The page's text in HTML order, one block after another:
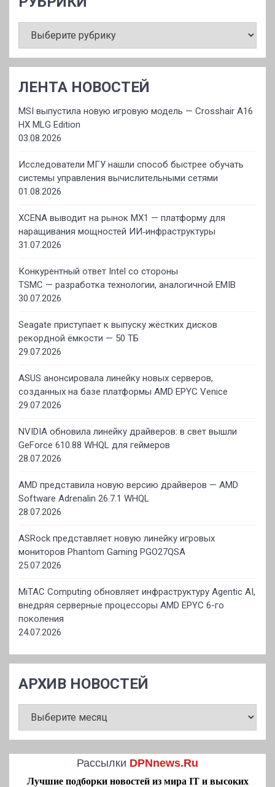
ЛЕНТА НОВОСТЕЙ
MSI выпустила новую игровую модель — Crosshair A16
HX MLG Edition
03.08.2026
Исследователи МГУ нашли способ быстрее обучать
системы управления вычислительными сетями
01.08.2026
XCENA выводит на рынок MX1 — платформу для
наращивания мощностей ИИ‑инфраструктуры
31.07.2026
Конкурентный ответ Intel со стороны
TSMC — разработка технологии, аналогичной EMIB
30.07.2026
Seagate приступает к выпуску жёстких дисков
рекордной ёмкости — 50 ТБ
29.07.2026
ASUS анонсировала линейку новых серверов,
созданных на базе платформы AMD EPYC Venice
29.07.2026
NVIDIA обновила линейку драйверов: в свет вышли
GeForce 610.88 WHQL для геймеров
28.07.2026
AMD представила новую версию драйверов — AMD
Software Adrenalin 26.7.1 WHQL
28.07.2026
ASRock представляет новую линейку игровых
мониторов Phantom Gaming PGO27QSA
25.07.2026
MiTAC Computing обновляет инфраструктуру Agentic AI,
внедряя серверные процессоры AMD EPYC 6-го
поколения
24.07.2026
АРХИВ НОВОСТЕЙ
НОВОСТЕЙ
Рассылки DPNnews.Ru
Лучшие подборки новостей из мира IT и высоких